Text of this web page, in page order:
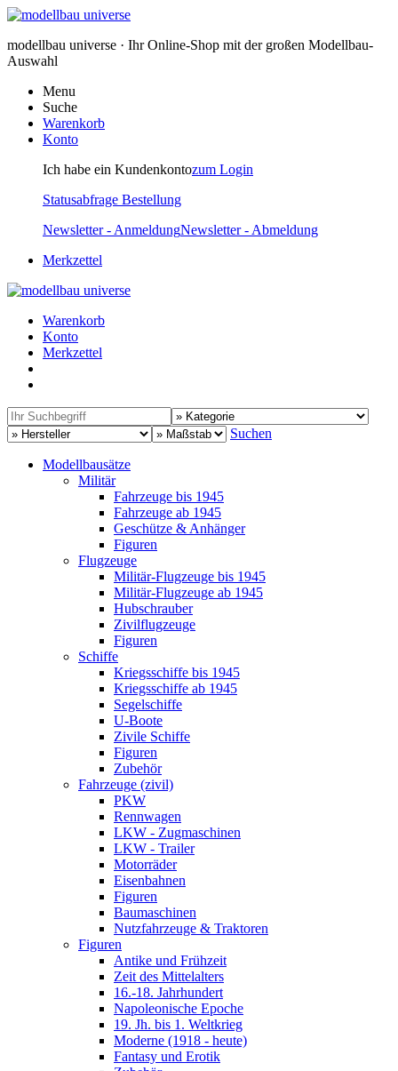
modellbau universe · Ihr Online-Shop mit der großen Modellbau-
Auswahl
Menu
Suche
Warenkorb
Konto
Ich habe ein Kundenkontozum Login
Statusabfrage Bestellung
Newsletter - AnmeldungNewsletter - Abmeldung
Merkzettel
Warenkorb
Konto
Merkzettel
Suchen
Modellbausätze
Militär
Fahrzeuge bis 1945
Fahrzeuge ab 1945
Geschütze & Anhänger
Figuren
Flugzeuge
Militär-Flugzeuge bis 1945
Militär-Flugzeuge ab 1945
Hubschrauber
Zivilflugzeuge
Figuren
Schiffe
Kriegsschiffe bis 1945
Kriegsschiffe ab 1945
Segelschiffe
U-Boote
Zivile Schiffe
Figuren
Zubehör
Fahrzeuge (zivil)
PKW
Rennwagen
LKW - Zugmaschinen
LKW - Trailer
Motorräder
Eisenbahnen
Figuren
Baumaschinen
Nutzfahrzeuge & Traktoren
Figuren
Antike und Frühzeit
Zeit des Mittelalters
16.-18. Jahrhundert
Napoleonische Epoche
19. Jh. bis 1. Weltkrieg
Moderne (1918 - heute)
Fantasy und Erotik